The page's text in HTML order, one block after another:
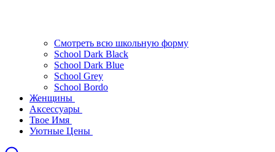
Смотреть всю школьную форму
School Dark Black
School Dark Blue
School Grey
School Bordo
Женщины
Аксессуары
Твое Имя
Уютные Цены